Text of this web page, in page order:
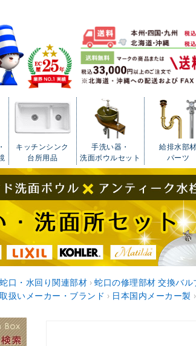
キッチンシンク
台所用品
手洗い器・
洗面ボウルセット
給排水部材
パーツ
蛇口・水回り関連部材 › 蛇口の修理部材 交換バ
取扱いメーカー・ブランド › 日本国内メーカー製 ›